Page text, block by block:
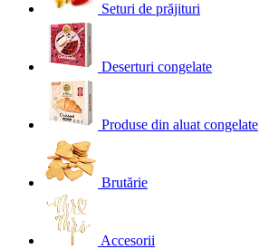
Seturi de prăjituri
Deserturi congelate
Produse din aluat congelate
Brutărie
Accesorii